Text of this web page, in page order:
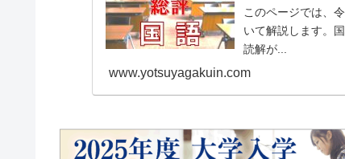
このページでは、
いて解説します。
読解が...
www.yotsuyagakuin.com